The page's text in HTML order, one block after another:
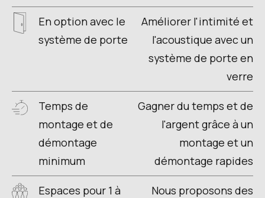
En option avec le
système de porte
Améliorer l'intimité et
l'acoustique avec un
système de porte en
verre
Temps de
montage et de
démontage
minimum
Gagner du temps et de
l'argent grâce à un
montage et un
démontage rapides
Espaces pour 1 à
Nous proposons des